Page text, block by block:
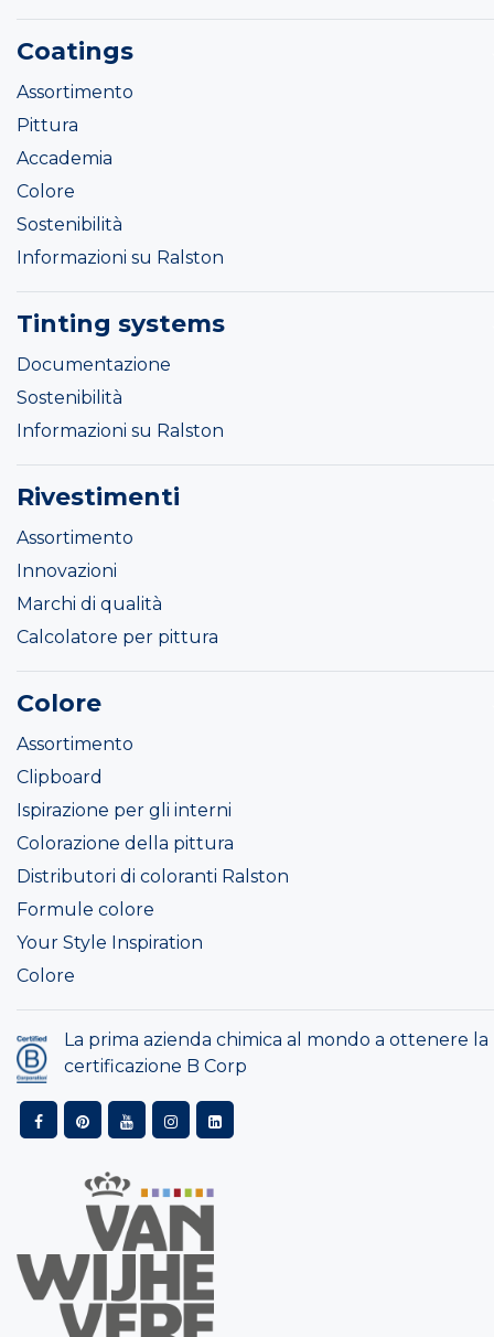
Coatings
Assortimento
Pittura
Accademia
Colore
Sostenibilità
Informazioni su Ralston
Tinting systems
Documentazione
Sostenibilità
Informazioni su Ralston
Rivestimenti
Assortimento
Innovazioni
Marchi di qualità
Calcolatore per pittura
Colore
Assortimento
Clipboard
Ispirazione per gli interni
Colorazione della pittura
Distributori di coloranti Ralston
Formule colore
Your Style Inspiration
Colore
La prima azienda chimica al mondo a ottenere la
certificazione B Corp